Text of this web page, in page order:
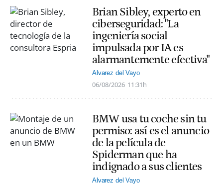
Brian Sibley, experto en
ciberseguridad: "La
ingeniería social
impulsada por IA es
alarmantemente efectiva"
Alvarez del Vayo
06/08/2026 11:31h
BMW usa tu coche sin tu
permiso: así es el anuncio
de la película de
Spiderman que ha
indignado a sus clientes
Alvarez del Vayo